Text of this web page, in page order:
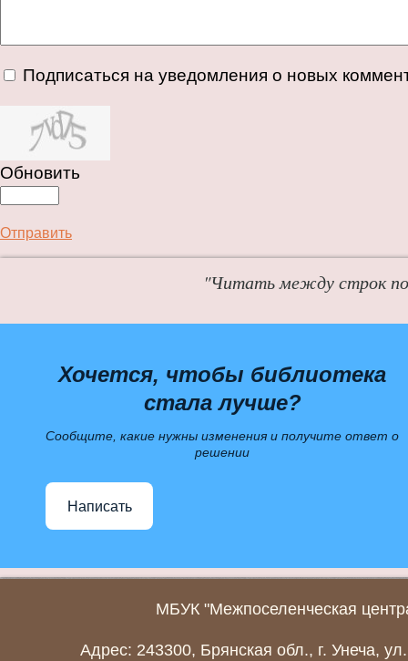
Подписаться на уведомления о новых
Обновить
Отправить
"Читать между строк
Хочется, чтобы библиотека
стала лучше?
Сообщите, какие нужны изменения и получите ответ о
решении
Написать
МБУК "Межпоселенческая
Адрес: 243300, Брянская обл., г. Унеча,